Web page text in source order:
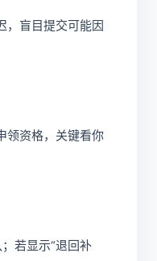
，盲目提交可能因
领资格，关键看你
若显示“退回补